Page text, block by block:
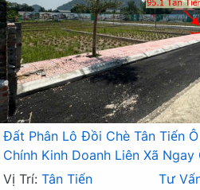
Đất Phân Lô Đồi Chè Tân Tiến
Chính Kinh Doanh Liên Xã Ngay
Vị Trí: Tân Tiến Tư